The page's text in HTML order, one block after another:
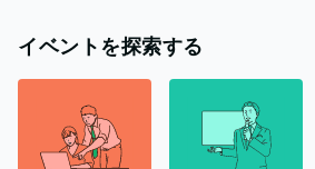
イベントを探索する